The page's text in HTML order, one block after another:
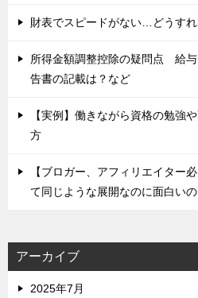
財表でスピードがない…どうすれ
所得金額調整控除の疑問点 給
告書の記載は？など
【実例】働きながら資格の勉強
方
【ブロガー、アフィリエイター
て同じような展開なのに面白いの
アーカイブ
2025年7月